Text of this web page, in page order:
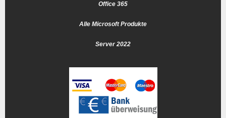
Office 365
Alle Microsoft Produkte
Server 2022